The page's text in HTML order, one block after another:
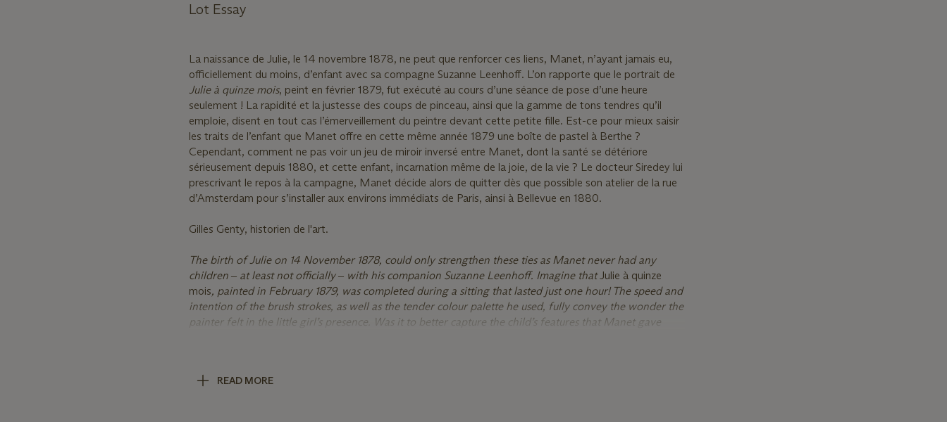
Lot Essay
La naissance de Julie, le 14 novembre 1878, ne peut que renforcer ces liens, Manet, n’ayant jamais eu,
officiellement du moins, d’enfant avec sa compagne Suzanne Leenhoff. L’on rapporte que le portrait de
Julie à quinze mois, peint en février 1879, fut exécuté au cours d’une séance de pose d’une heure
seulement ! La rapidité et la justesse des coups de pinceau, ainsi que la gamme de tons tendres qu’il
emploie, disent en tout cas l’émerveillement du peintre devant cette petite fille. Est-ce pour mieux saisir
les traits de l’enfant que Manet offre en cette même année 1879 une boîte de pastel à Berthe ?
Cependant, comment ne pas voir un jeu de miroir inversé entre Manet, dont la santé se détériore
sérieusement depuis 1880, et cette enfant, incarnation même de la joie, de la vie ? Le docteur Siredey lui
prescrivant le repos à la campagne, Manet décide alors de quitter dès que possible son atelier de la rue
d’Amsterdam pour s’installer aux environs immédiats de Paris, ainsi à Bellevue en 1880.
Gilles Genty, historien de l'art.
The birth of Julie on 14 November 1878, could only strengthen these ties as Manet never had any
children ‒ at least not officially ‒ with his companion Suzanne Leenhoff. Imagine thatJulie à quinze
mois, painted in February 1879, was completed during a sitting that lasted just one hour! The speed and
intention of the brush strokes, as well as the tender colour palette he used, fully convey the wonder the
painter felt in the little girl’s presence. Was it to better capture the child’s features that Manet gave
his studio on Rue d’Amsterdam as soon as possible to settle in Bellevue on the outskirts of Paris in 1880.
READ MORE